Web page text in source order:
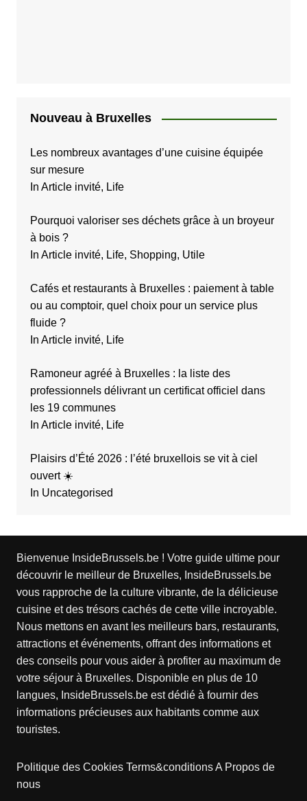
Nouveau à Bruxelles
Les nombreux avantages d’une cuisine équipée
sur mesure
In Article invité, Life
Pourquoi valoriser ses déchets grâce à un broyeur
à bois ?
In Article invité, Life, Shopping, Utile
Cafés et restaurants à Bruxelles : paiement à table
ou au comptoir, quel choix pour un service plus
fluide ?
In Article invité, Life
Ramoneur agréé à Bruxelles : la liste des
professionnels délivrant un certificat officiel dans
les 19 communes
In Article invité, Life
Plaisirs d’Été 2026 : l’été bruxellois se vit à ciel
ouvert ☀️
In Uncategorised
Bienvenue InsideBrussels.be ! Votre guide ultime pour
découvrir le meilleur de Bruxelles, InsideBrussels.be
vous rapproche de la culture vibrante, de la délicieuse
cuisine et des trésors cachés de cette ville incroyable.
Nous mettons en avant les meilleurs bars, restaurants,
attractions et événements, offrant des informations et
des conseils pour vous aider à profiter au maximum de
votre séjour à Bruxelles. Disponible en plus de 10
langues, InsideBrussels.be est dédié à fournir des
informations précieuses aux habitants comme aux
touristes.
Politique des Cookies Terms&conditionsA Propos de
nous